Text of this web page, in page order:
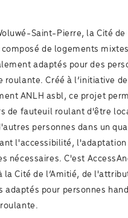
Saint-Pierre, la Cité de
de logements
adaptés pour des
roulante. Créé à l’initiative
ANLH asbl, ce projet
de fauteuil roulant d'être
personnes dans un
l'accessibilité,
nécessaires. C'est
la Cité de l’Amitié, de
adaptés pour personnes